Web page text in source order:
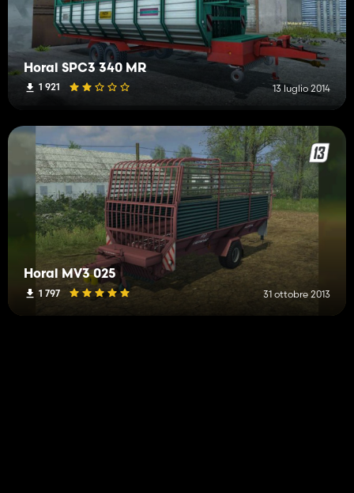
Horal SPC3 340 MR
1 921 13 luglio 2014
Horal MV3 025
1 797 31 ottobre 2013